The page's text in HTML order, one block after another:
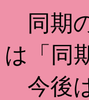
同期
は「同
今後